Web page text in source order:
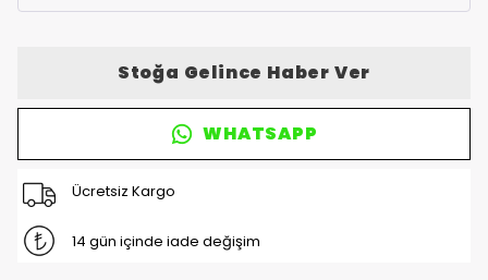
Stoğa Gelince Haber Ver
WHATSAPP
Ücretsiz Kargo
14 gün içinde iade değişim